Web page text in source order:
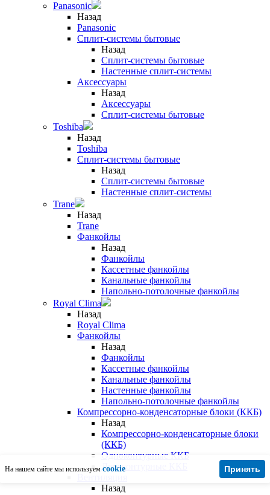
Panasonic
Назад
Panasonic
Сплит-системы бытовые
Назад
Сплит-системы бытовые
Настенные сплит-системы
Аксессуары
Назад
Аксессуары
Сплит-системы бытовые
Toshiba
Назад
Toshiba
Сплит-системы бытовые
Назад
Сплит-системы бытовые
Настенные сплит-системы
Trane
Назад
Trane
Фанкойлы
Назад
Фанкойлы
Кассетные фанкойлы
Канальные фанкойлы
Напольно-потолочные фанкойлы
Royal Clima
Назад
Royal Clima
Фанкойлы
Назад
Фанкойлы
Кассетные фанкойлы
Канальные фанкойлы
Настенные фанкойлы
Напольно-потолочные фанкойлы
Компрессорно-конденсаторные блоки (ККБ)
Назад
Компрессорно-конденсаторные блоки
(ККБ)
Одноконтурные ККБ
Двухконтурные ККБ
Назад
На нашем сайте мы используем cookie Принять